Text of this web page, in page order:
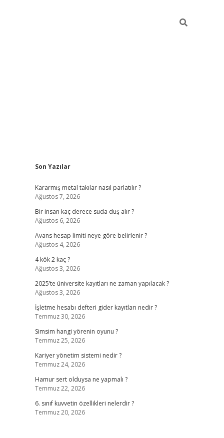
Sidebar
Son Yazılar
Kararmış metal takılar nasıl parlatılır ?
Ağustos 7, 2026
Bir insan kaç derece suda duş alır ?
Ağustos 6, 2026
Avans hesap limiti neye göre belirlenir ?
Ağustos 4, 2026
4 kök 2 kaç ?
Ağustos 3, 2026
2025’te üniversite kayıtları ne zaman yapılacak ?
Ağustos 3, 2026
İşletme hesabı defteri gider kayıtları nedir ?
Temmuz 30, 2026
Simsim hangi yörenin oyunu ?
Temmuz 25, 2026
Kariyer yönetim sistemi nedir ?
Temmuz 24, 2026
Hamur sert olduysa ne yapmalı ?
Temmuz 22, 2026
6. sınıf kuvvetin özellikleri nelerdir ?
Temmuz 20, 2026